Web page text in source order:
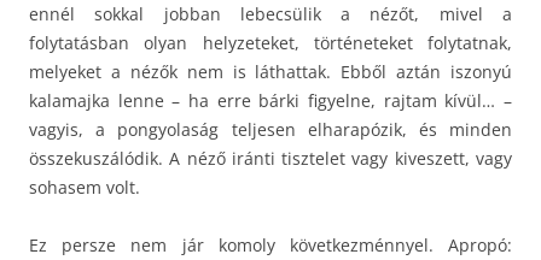
ennél sokkal jobban lebecsülik a nézőt, mivel a
folytatásban olyan helyzeteket, történeteket folytatnak,
melyeket a nézők nem is láthattak. Ebből aztán iszonyú
kalamajka lenne – ha erre bárki figyelne, rajtam kívül… –
vagyis, a pongyolaság teljesen elharapózik, és minden
összekuszálódik. A néző iránti tisztelet vagy kiveszett, vagy
sohasem volt.
Ez persze nem jár komoly következménnyel. Apropó: